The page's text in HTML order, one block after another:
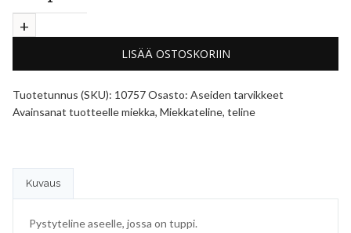
LISÄÄ OSTOSKORIIN
Tuotetunnus (SKU): 10757Osasto: Aseiden tarvikkeet
Avainsanat tuotteellemiekka, Miekkateline, teline
Kuvaus
Pystyteline aseelle, jossa on tuppi.